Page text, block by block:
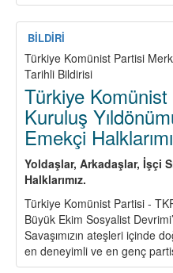
BİLDİRİ
Türkiye Komünist Partisi
Tarihli Bildirisi
Türkiye Komünist
Kuruluş
Emekçi
Yoldaşlar, Arkadaşlar, İşçi
Halklarımız.
Türkiye Komünist Partisi -
Büyük Ekim Sosyalist
Savaşımızın ateşleri içinde
en deneyimli ve en genç